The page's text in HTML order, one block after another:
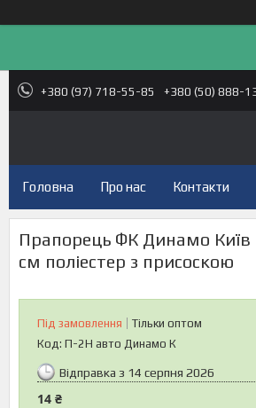
+380 (97) 718-55-85 +380 (50) 888-
Головна Про нас Контакти
Прапорець ФК Динамо Київ
см поліестер з присоскою
Під замовлення
Тільки оптом
Код: П-2Н авто Динамо К
Відправка з 14 серпня 2026
14 ₴